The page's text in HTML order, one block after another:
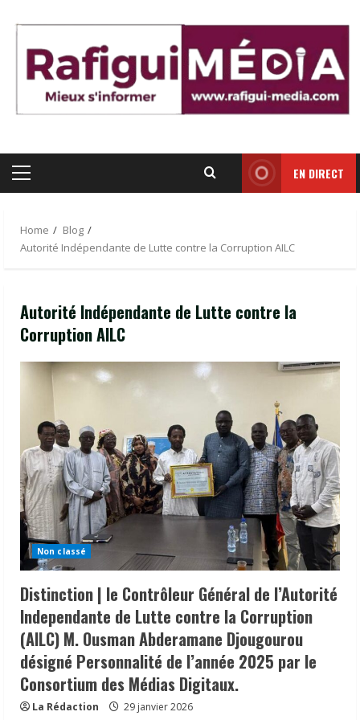
content
Primary
EN DIRECT
Home
Blog
Autorité Indépendante de Lutte contre la Corruption AILC
Autorité Indépendante de Lutte contre la
Corruption AILC
Non classé
Distinction | le Contrôleur Général de l’Autorité
Independante de Lutte contre la Corruption
(AILC) M. Ousman Abderamane Djougourou
désigné Personnalité de l’année 2025 par le
Consortium des Médias Digitaux.
La Rédaction 29 janvier 2026